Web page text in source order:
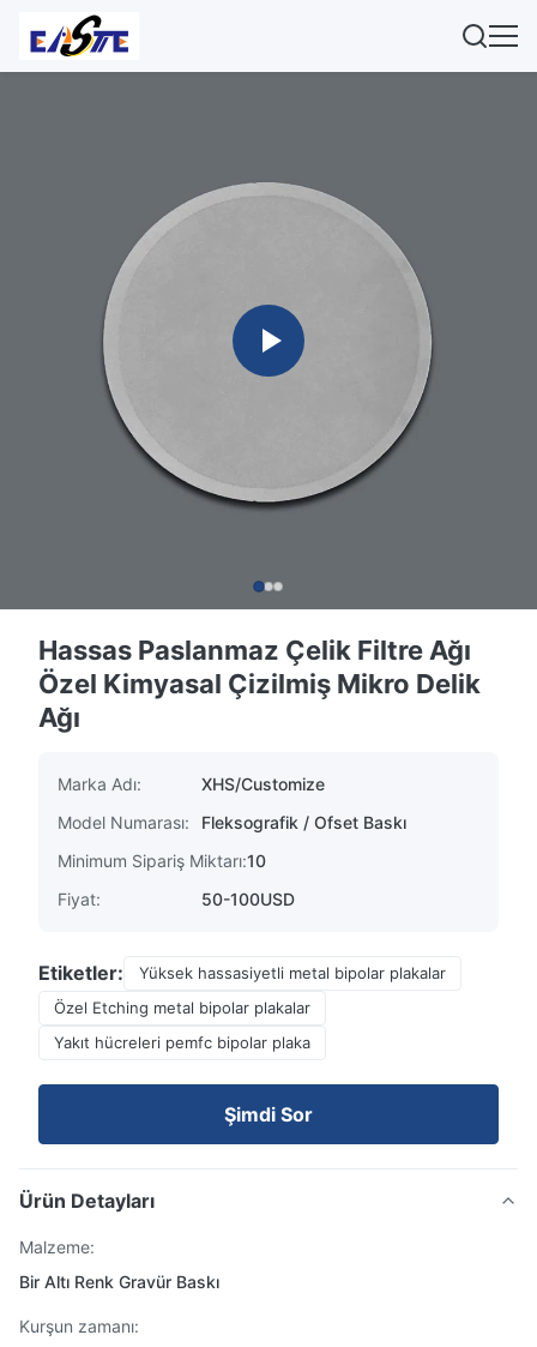
Hassas Paslanmaz Çelik Filtre Ağı
Özel Kimyasal Çizilmiş Mikro Delik
Ağı
Marka Adı:
XHS/Customize
Model Numarası:
Fleksografik / Ofset Baskı
Minimum Sipariş Miktarı:10
Fiyat:
50-100USD
Etiketler:
Yüksek hassasiyetli metal bipolar plakalar
Özel Etching metal bipolar plakalar
Yakıt hücreleri pemfc bipolar plaka
Şimdi Sor
Ürün Detayları
Malzeme:
Bir Altı Renk Gravür Baskı
Kurşun zamanı: